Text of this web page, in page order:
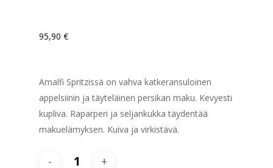
95,90 €
Amalfi Spritzissä on vahva katkeransuloinen
appelsiinin ja täyteläinen persikan maku. Kevyesti
kupliva. Raparperi ja seljankukka täydentää
makuelämyksen. Kuiva ja virkistävä.